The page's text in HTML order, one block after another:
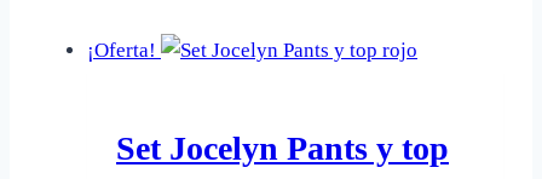
¡Oferta!
Set Jocelyn Pants y top